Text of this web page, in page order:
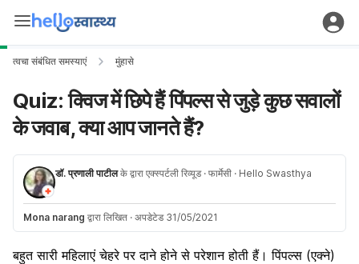
त्वचा संबंधित समस्याएं मुंहासे
Quiz: क्विज में छिपे हैं पिंपल्स से जुड़े कुछ सवालों
के जवाब, क्या आप जानते हैं?
डॉ. प्रणाली पाटीलके द्वारा एक्स्पर्टली रिव्यूड · फार्मेसी · Hello Swasthya
Mona narang द्वारा लिखित · अपडेटेड 31/05/2021
बहुत सारी महिलाएं चेहरे पर दाने होने से परेशान होती हैं। पिंपल्स (एक्ने)